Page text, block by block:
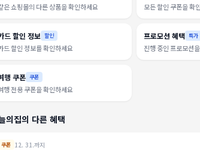
은 쇼핑몰의 다른 상품을 확인하세요 모든 할인 쿠폰을 확
드 할인 정보 할인
드 할인 정보를 확인하세요
프로모션 혜택 특가
진행 중인 프로모션
행 쿠폰 쿠폰
행 전용 쿠폰을 확인하세요
의집의 다른 혜택
쿠폰 12. 31.까지